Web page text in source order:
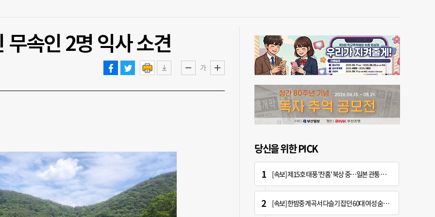
속인 2명 익사 소견
가
당신을 위한 PICK
[속보] 제15호 태풍 '찬홈' 북상 중…일본 관통 후 우리나라에 단비 선물
[속보] 한밤중 계곡서 다슬기 잡던 60대 여성 숨진 채 발견